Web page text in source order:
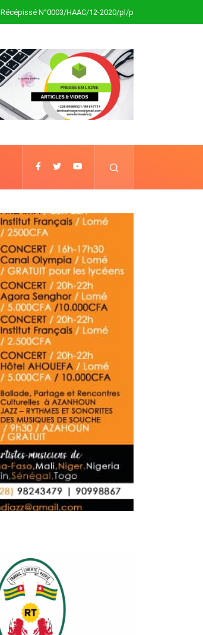
Récépissé N°0003/HAAC/12-2020/pl/p